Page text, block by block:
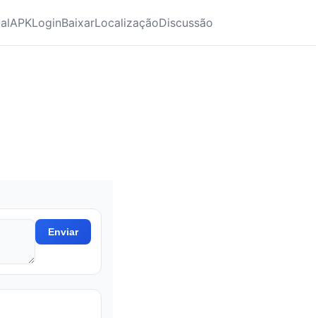
APKLoginBaixarLocalizaçãoDiscussão
Enviar